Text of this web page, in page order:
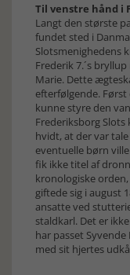
Til venstre hånd i
Langt den største
fundet sted i
Slotsmenighedens
Frederik 7.´s
Marie. Dette
efterfølgende.
kunne styre den
Frederiksborg
hvidt, at der var
eventuelle børn
fik ikke titel af
kronologiske
giftede sig i august
ansatte ved
staldkarl. Det er
har passet
med sit hjertes